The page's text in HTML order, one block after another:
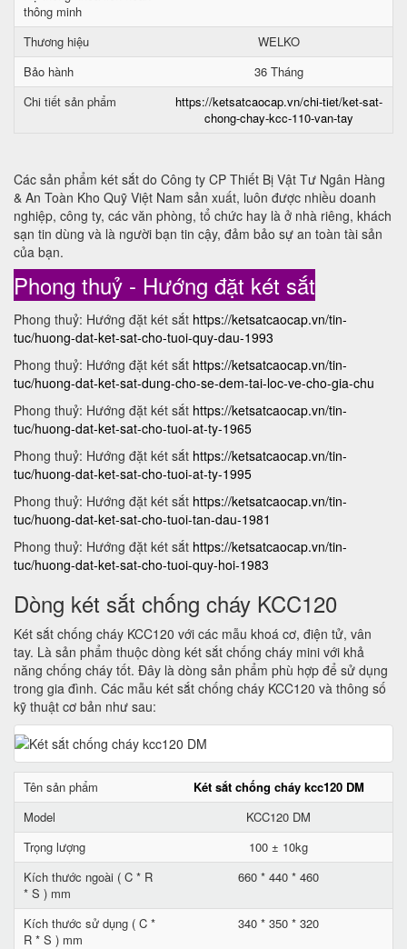
thông minh
Thương hiệu
WELKO
Bảo hành
36 Tháng
Chi tiết sản phẩm
https://ketsatcaocap.vn/chi-tiet/ket-sat-
chong-chay-kcc-110-van-tay
Các sản phẩm két sắt do Công ty CP Thiết Bị Vật Tư Ngân Hàng
& An Toàn Kho Quỹ Việt Nam sản xuất, luôn được nhiều doanh
nghiệp, công ty, các văn phòng, tổ chức hay là ở nhà riêng, khách
sạn tin dùng và là người bạn tin cậy, đảm bảo sự an toàn tài sản
của bạn.
Phong thuỷ - Hướng đặt két sắt
Phong thuỷ: Hướng đặt két sắt https://ketsatcaocap.vn/tin-
tuc/huong-dat-ket-sat-cho-tuoi-quy-dau-1993
Phong thuỷ: Hướng đặt két sắt https://ketsatcaocap.vn/tin-
tuc/huong-dat-ket-sat-dung-cho-se-dem-tai-loc-ve-cho-gia-chu
Phong thuỷ: Hướng đặt két sắt https://ketsatcaocap.vn/tin-
tuc/huong-dat-ket-sat-cho-tuoi-at-ty-1965
Phong thuỷ: Hướng đặt két sắt https://ketsatcaocap.vn/tin-
tuc/huong-dat-ket-sat-cho-tuoi-at-ty-1995
Phong thuỷ: Hướng đặt két sắt https://ketsatcaocap.vn/tin-
tuc/huong-dat-ket-sat-cho-tuoi-tan-dau-1981
Phong thuỷ: Hướng đặt két sắt https://ketsatcaocap.vn/tin-
tuc/huong-dat-ket-sat-cho-tuoi-quy-hoi-1983
Dòng két sắt chống cháy KCC120
Két sắt chống cháy KCC120 với các mẫu khoá cơ, điện tử, vân
tay. Là sản phẩm thuộc dòng két sắt chống cháy mini với khả
năng chống cháy tốt. Đây là dòng sản phẩm phù hợp để sử dụng
trong gia đình. Các mẫu két sắt chống cháy KCC120 và thông số
kỹ thuật cơ bản như sau:
Tên sản phẩm
Két sắt chống cháy kcc120 DM
Model
KCC120 DM
Trọng lượng
100 ± 10kg
Kích thước ngoài ( C * R
* S ) mm
660 * 440 * 460
Kích thước sử dụng ( C *
R * S ) mm
340 * 350 * 320